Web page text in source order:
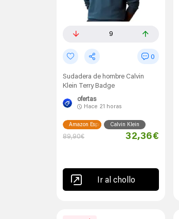
9
0
Sudadera de hombre Calvin
Klein Terry Badge
ofertas
Hace 21 horas
Amazon España Calvin Klein
89,90€ 32,36€
Ir al chollo